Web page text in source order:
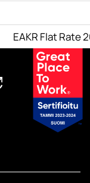
EAKR Flat Rate